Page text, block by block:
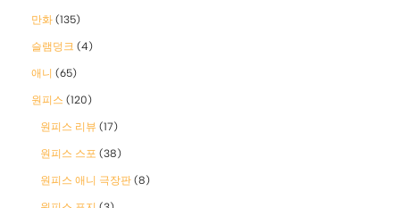
만화 (135)
슬램덩크 (4)
애니 (65)
원피스 (120)
원피스 리뷰 (17)
원피스 스포 (38)
원피스 애니 극장판 (8)